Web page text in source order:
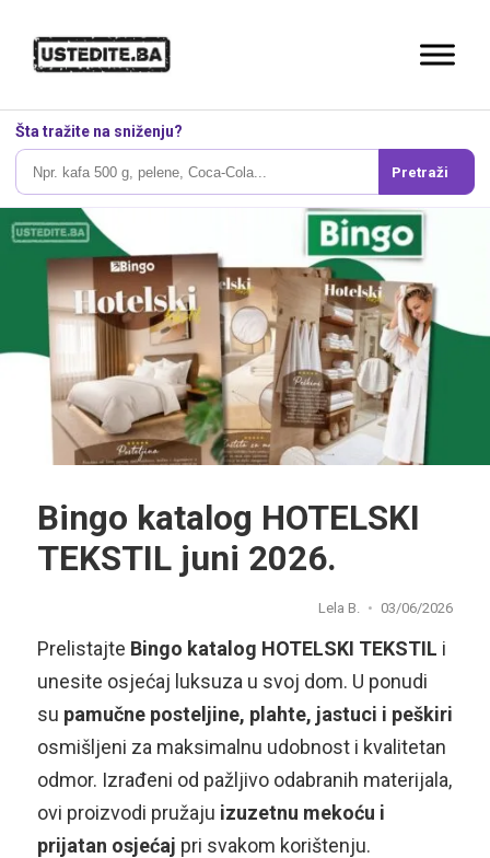
Šta tražite na sniženju?
Pretraži
Bingo katalog HOTELSKI
TEKSTIL juni 2026.
Lela B. 03/06/2026
Prelistajte Bingo katalog HOTELSKI TEKSTIL i
unesite osjećaj luksuza u svoj dom. U ponudi
su pamučne posteljine, plahte, jastuci i peškiri
osmišljeni za maksimalnu udobnost i kvalitetan
odmor. Izrađeni od pažljivo odabranih materijala,
ovi proizvodi pružaju izuzetnu mekoću i
prijatan osjećaj pri svakom korištenju.